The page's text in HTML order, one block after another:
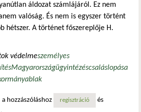
áldozat számlájáról. Ez nem
valóság. És nem is egyszer történt
hétszer. A történet főszereplője H.
védelmeszemélyes
Magyarországügyintézéscsaláslopása
a rendszer résein át – h. anita esete és az állami
a hozzászóláshoz regisztráció és